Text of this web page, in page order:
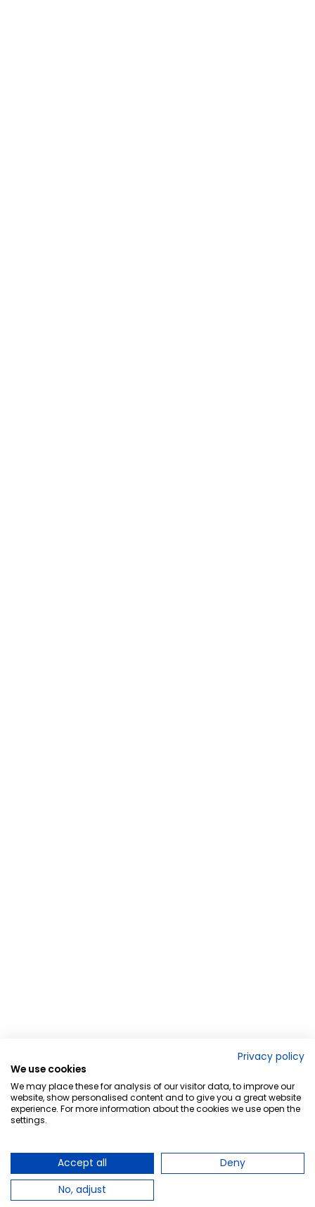
Privacy policy
We use cookies
We may place these for analysis of our visitor data, to improve our
website, show personalised content and to give you a great website
experience. For more information about the cookies we use open the
settings.
Accept all
Deny
No, adjust